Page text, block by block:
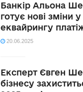
Банкір Альона
готує нові зміни
еквайрингу
20.06.2025
Експерт Євген
бізнесу